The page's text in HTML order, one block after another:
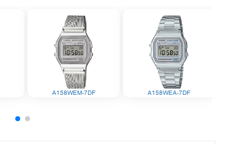
A158WEM-7DF A158WEA-7DF